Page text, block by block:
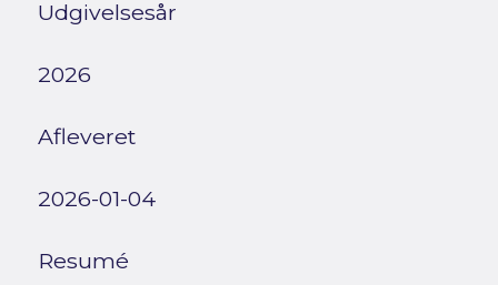
Udgivelsesår
2026
Afleveret
2026-01-04
Resumé